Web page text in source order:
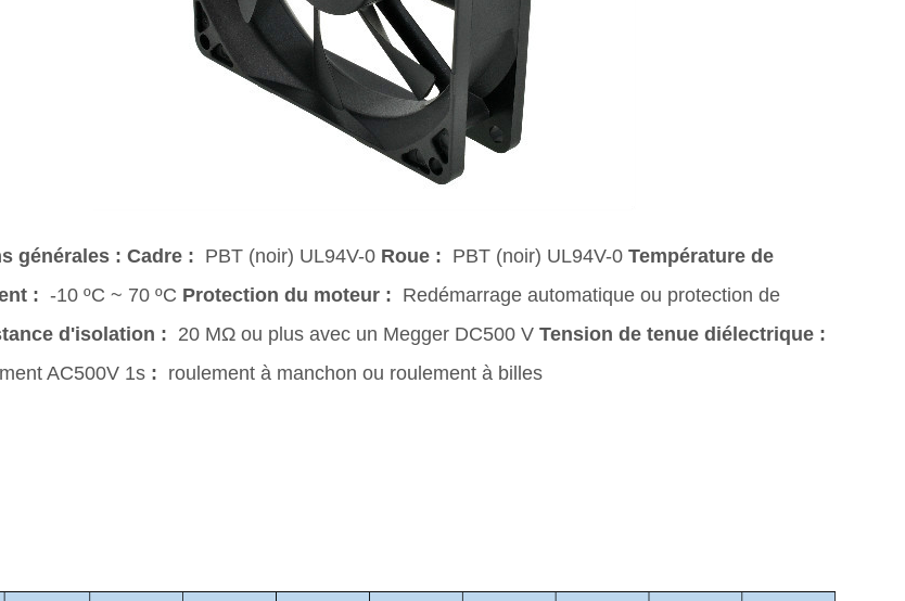
générales : Cadre : PBT (noir) UL94V-0 Roue : PBT (noir) UL94V-0 Température de
: -10 ºC ~ 70 ºC Protection du moteur : Redémarrage automatique ou protection de
d'isolation : 20 MΩ ou plus avec un Megger DC500 V Tension de tenue diélectrique :
AC500V 1s: roulement à manchon ou roulement à billes